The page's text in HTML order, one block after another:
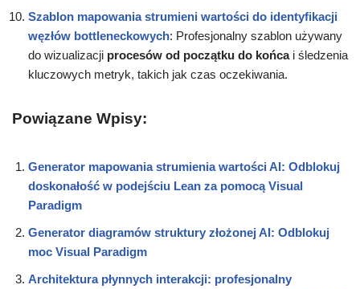
Szablon mapowania strumieni wartości do identyfikacji
węzłów bottleneckowych: Profesjonalny szablon używany
do wizualizacji procesów od początku do końcai śledzenia
kluczowych metryk, takich jak czas oczekiwania.
Powiązane Wpisy:
Generator mapowania strumienia wartości AI: Odblokuj
doskonałość w podejściu Lean za pomocą Visual
Paradigm
Generator diagramów struktury złożonej AI: Odblokuj
moc Visual Paradigm
Architektura płynnych interakcji: profesjonalny